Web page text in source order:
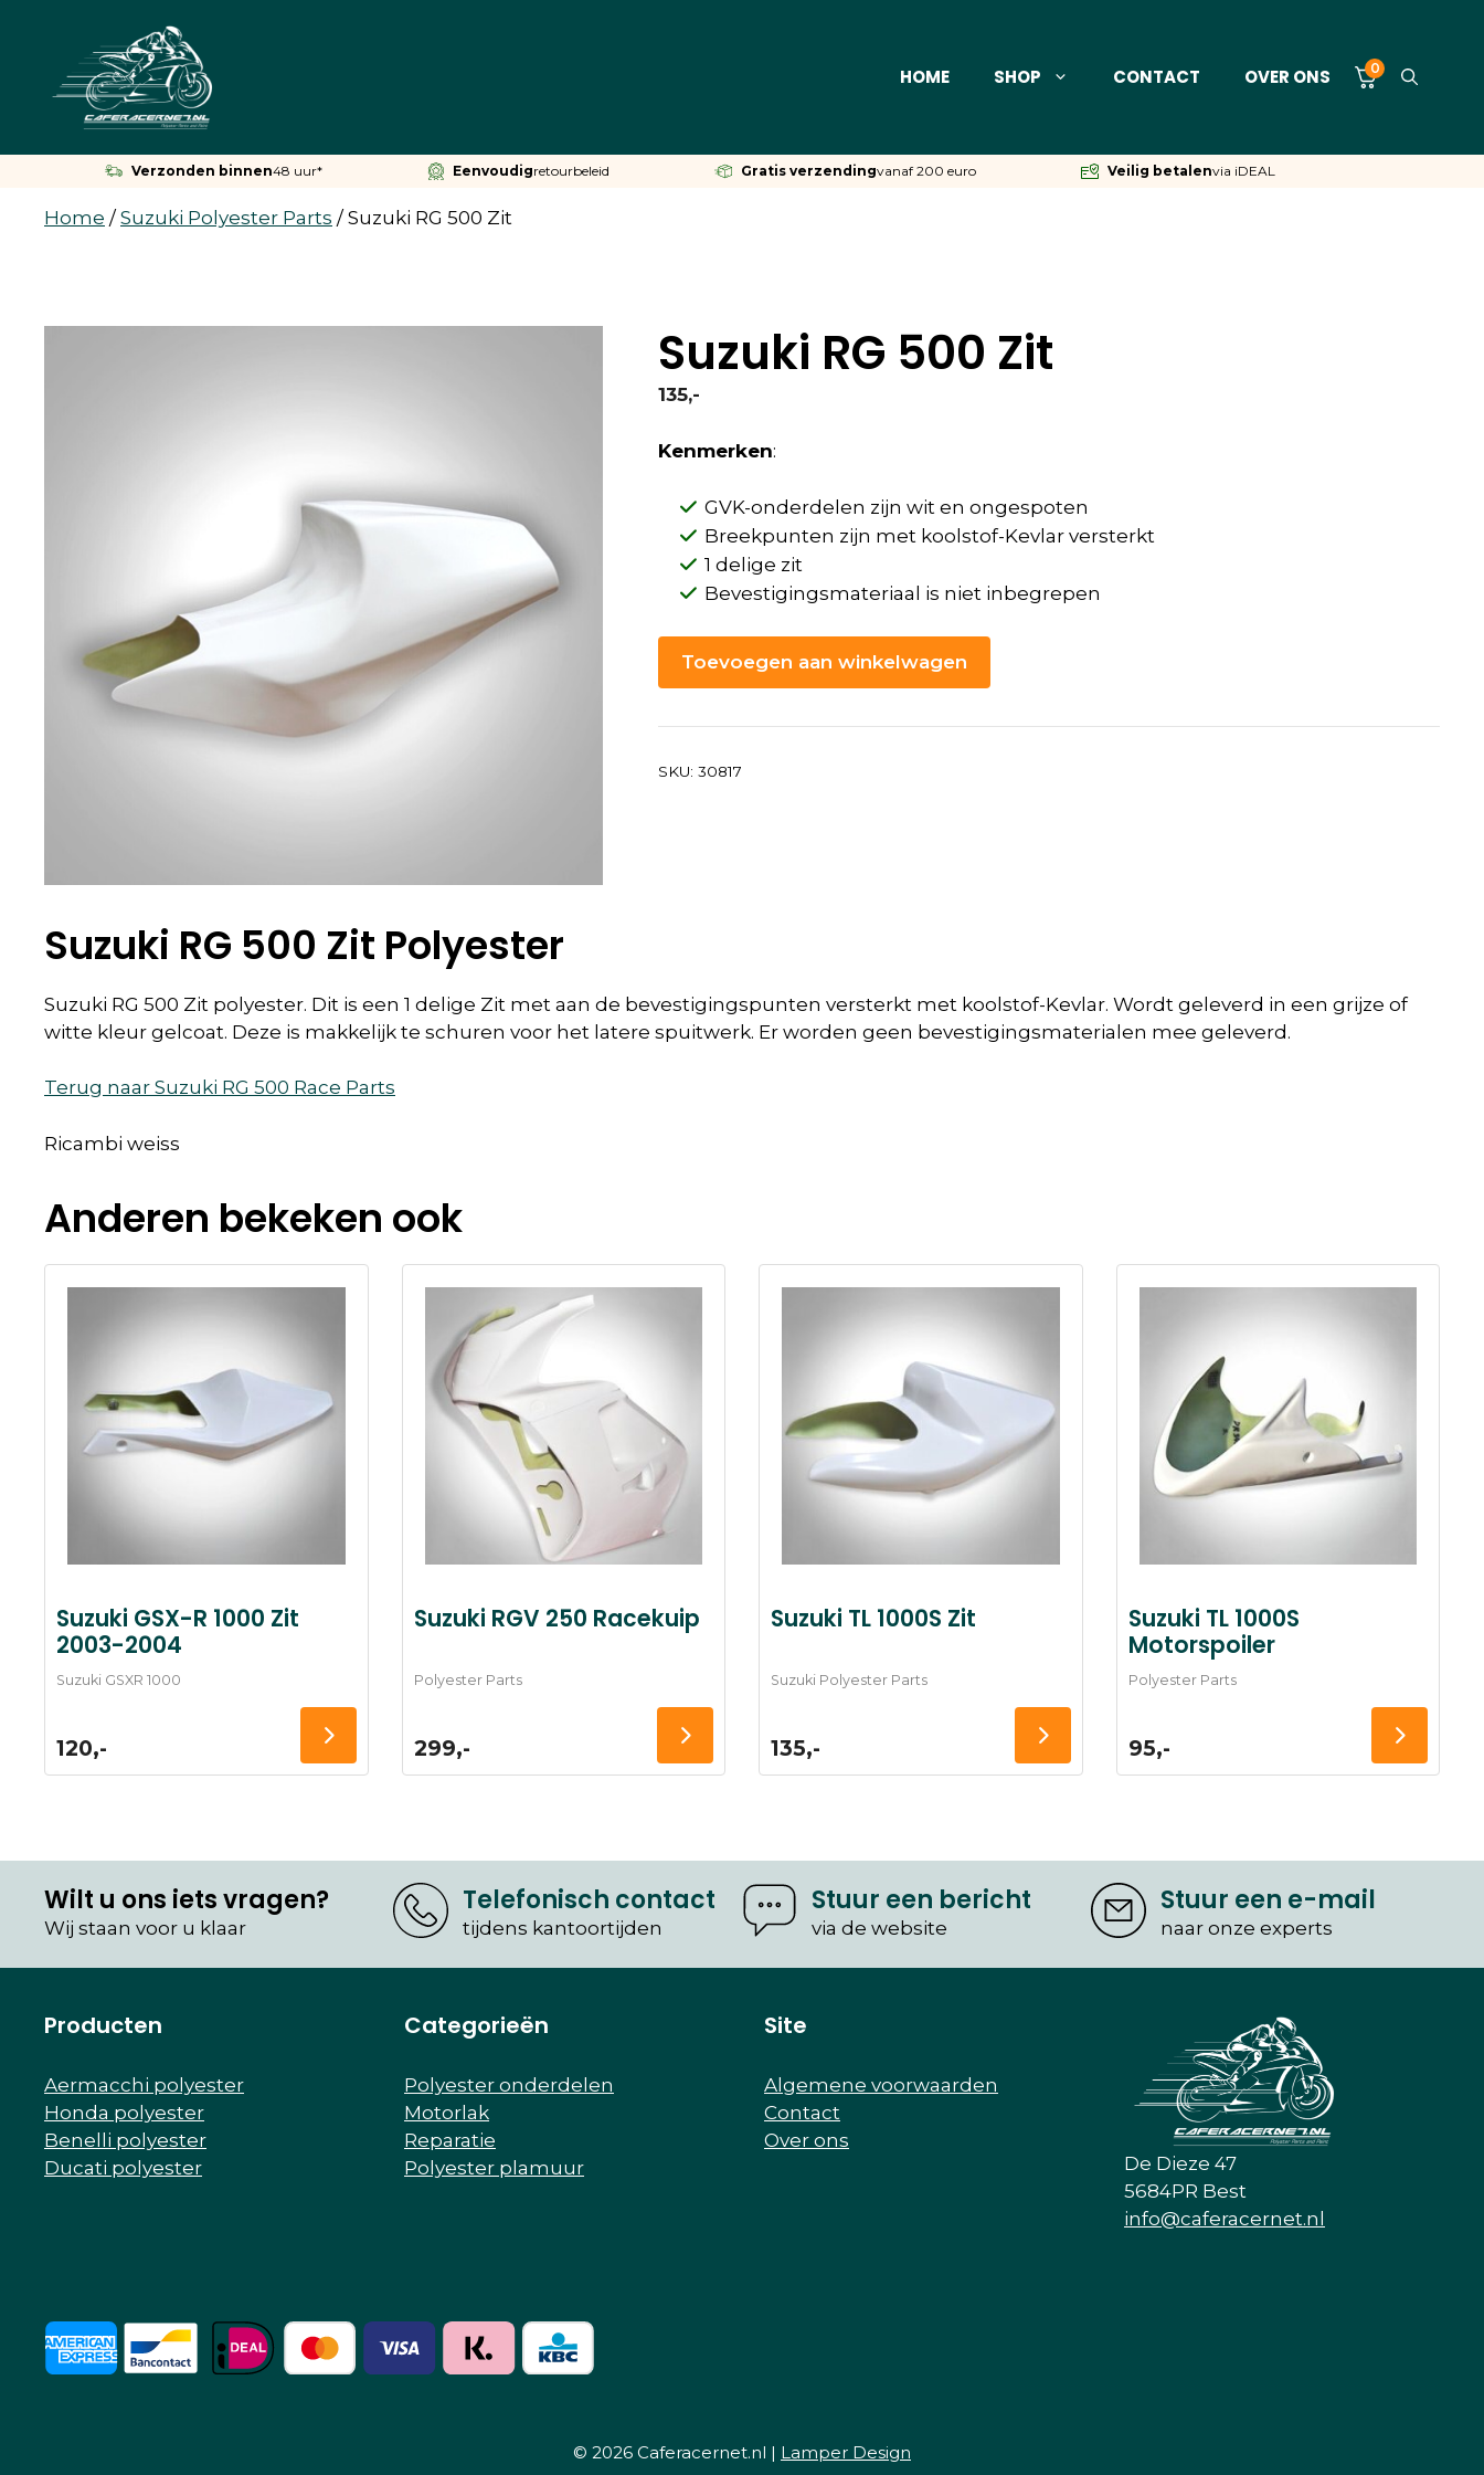
inhoud
HOME SHOP CONTACT OVER ONS 0
Verzonden binnen48 uur* Eenvoudigretourbeleid Gratis verzendingvanaf 200 euro Veilig betalenvia iDEAL
Home /Suzuki Polyester Parts /Suzuki RG 500 Zit
Suzuki RG 500 Zit
135,-
Kenmerken:
GVK-onderdelen zijn wit en ongespoten
Breekpunten zijn met koolstof-Kevlar versterkt
1 delige zit
Bevestigingsmateriaal is niet inbegrepen
Toevoegen aan winkelwagen
SKU:30817
Suzuki RG 500 Zit Polyester
Suzuki RG 500 Zit polyester. Dit is een 1 delige Zit met aan de bevestigingspunten versterkt met koolstof-Kevlar. Wordt geleverd in een grijze of
witte kleur gelcoat. Deze is makkelijk te schuren voor het latere spuitwerk. Er worden geen bevestigingsmaterialen mee geleverd.
Terug naar Suzuki RG 500 Race Parts
Ricambi weiss
Anderen bekeken ook
Suzuki GSX-R 1000 Zit
2003-2004
Suzuki GSXR 1000
120,-
Suzuki RGV 250 Racekuip
Polyester Parts
299,-
Suzuki TL 1000S Zit
Suzuki Polyester Parts
135,-
Suzuki TL 1000S
Motorspoiler
Polyester Parts
95,-
Wilt u ons iets vragen?
Wij staan voor u klaar
Telefonisch contact
tijdens kantoortijden
Stuur een bericht
via de website
Stuur een e-mail
naar onze experts
Producten
Aermacchi polyester
Honda polyester
Benelli polyester
Ducati polyester
Categorieën
Polyester onderdelen
Motorlak
Reparatie
Polyester plamuur
Site
Algemene voorwaarden
Contact
Over ons
De Dieze 47
5684PR Best
info@caferacernet.nl
© 2026 Caferacernet.nl | Lamper Design